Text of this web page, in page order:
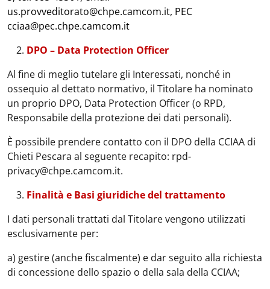
us.provveditorato@chpe.camcom.it, PEC
cciaa@pec.chpe.camcom.it
DPO – Data Protection Officer
Al fine di meglio tutelare gli Interessati, nonché in
ossequio al dettato normativo, il Titolare ha nominato
un proprio DPO, Data Protection Officer (o RPD,
Responsabile della protezione dei dati personali).
È possibile prendere contatto con il DPO della CCIAA di
Chieti Pescara al seguente recapito: rpd-
privacy@chpe.camcom.it.
Finalità e Basi giuridiche del trattamento
I dati personali trattati dal Titolare vengono utilizzati
esclusivamente per:
a) gestire (anche fiscalmente) e dar seguito alla richiesta
di concessione dello spazio o della sala della CCIAA;